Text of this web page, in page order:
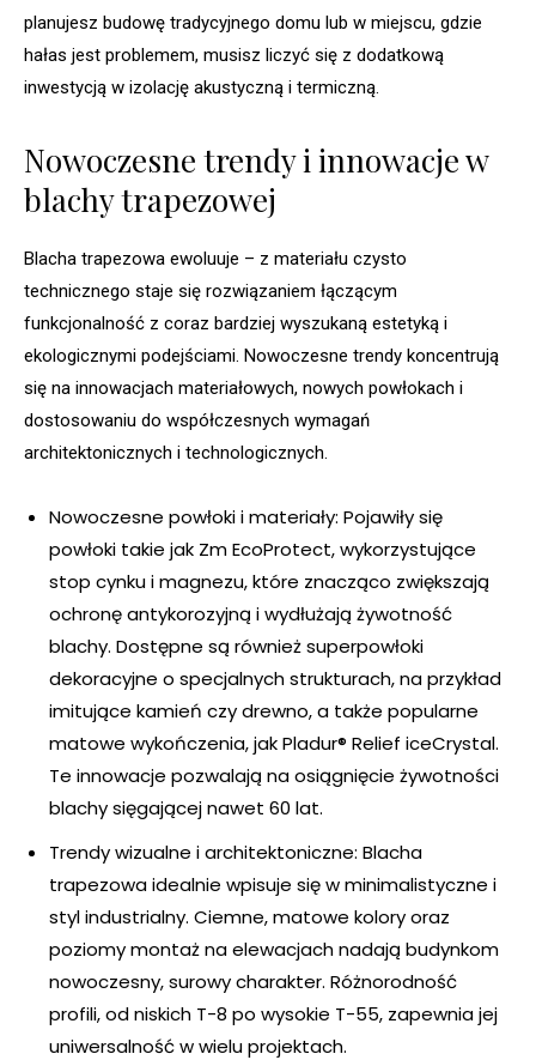
planujesz budowę tradycyjnego domu lub w miejscu, gdzie
hałas jest problemem, musisz liczyć się z dodatkową
inwestycją w izolację akustyczną i termiczną.
Nowoczesne trendy i innowacje w
blachy trapezowej
Blacha trapezowa ewoluuje – z materiału czysto
technicznego staje się rozwiązaniem łączącym
funkcjonalność z coraz bardziej wyszukaną estetyką i
ekologicznymi podejściami. Nowoczesne trendy koncentrują
się na innowacjach materiałowych, nowych powłokach i
dostosowaniu do współczesnych wymagań
architektonicznych i technologicznych.
Nowoczesne powłoki i materiały: Pojawiły się
powłoki takie jak Zm EcoProtect, wykorzystujące
stop cynku i magnezu, które znacząco zwiększają
ochronę antykorozyjną i wydłużają żywotność
blachy. Dostępne są również superpowłoki
dekoracyjne o specjalnych strukturach, na przykład
imitujące kamień czy drewno, a także popularne
matowe wykończenia, jak Pladur® Relief iceCrystal.
Te innowacje pozwalają na osiągnięcie żywotności
blachy sięgającej nawet 60 lat.
Trendy wizualne i architektoniczne: Blacha
trapezowa idealnie wpisuje się w minimalistyczne i
styl industrialny. Ciemne, matowe kolory oraz
poziomy montaż na elewacjach nadają budynkom
nowoczesny, surowy charakter. Różnorodność
profili, od niskich T-8 po wysokie T-55, zapewnia jej
uniwersalność w wielu projektach.